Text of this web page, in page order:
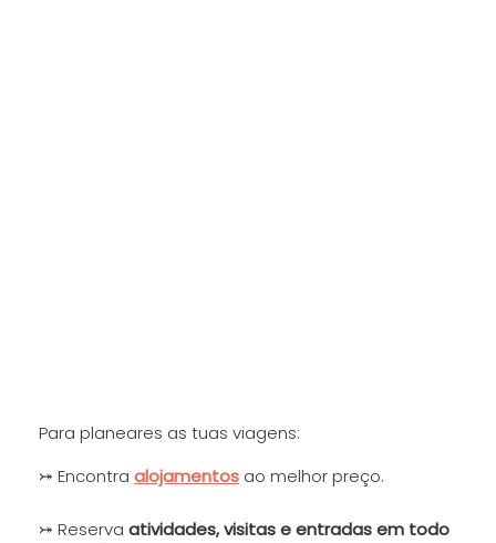
Para planeares as tuas viagens:
⤖ Encontra alojamentos ao melhor preço.
⤖ Reserva atividades, visitas e entradas em todo